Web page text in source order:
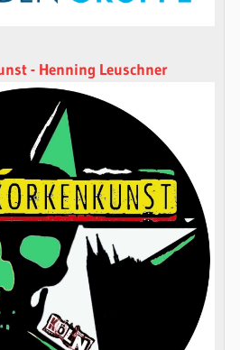
- Henning Leuschner